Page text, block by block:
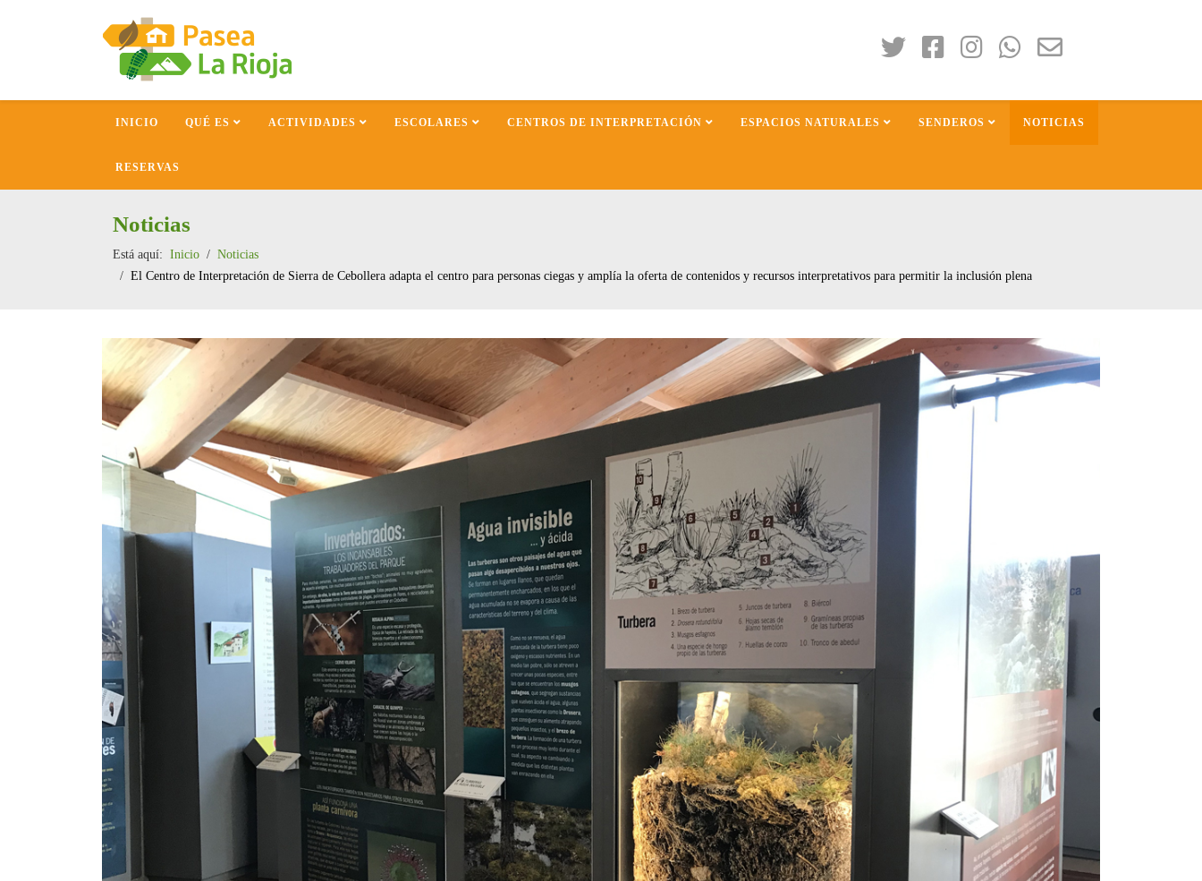
INICIO QUÉ ES ACTIVIDADES ESCOLARES CENTROS DE INTERPRETACIÓN ESPACIOS NATURALES SENDEROS NOTICIAS
RESERVAS
Noticias
Está aquí: Inicio
Noticias
El Centro de Interpretación de Sierra de Cebollera adapta el centro para personas ciegas y amplía la oferta de contenidos y recursos interpretativos para permitir la inclusión plena